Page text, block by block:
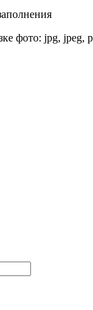
фото: jpg, jpeg,